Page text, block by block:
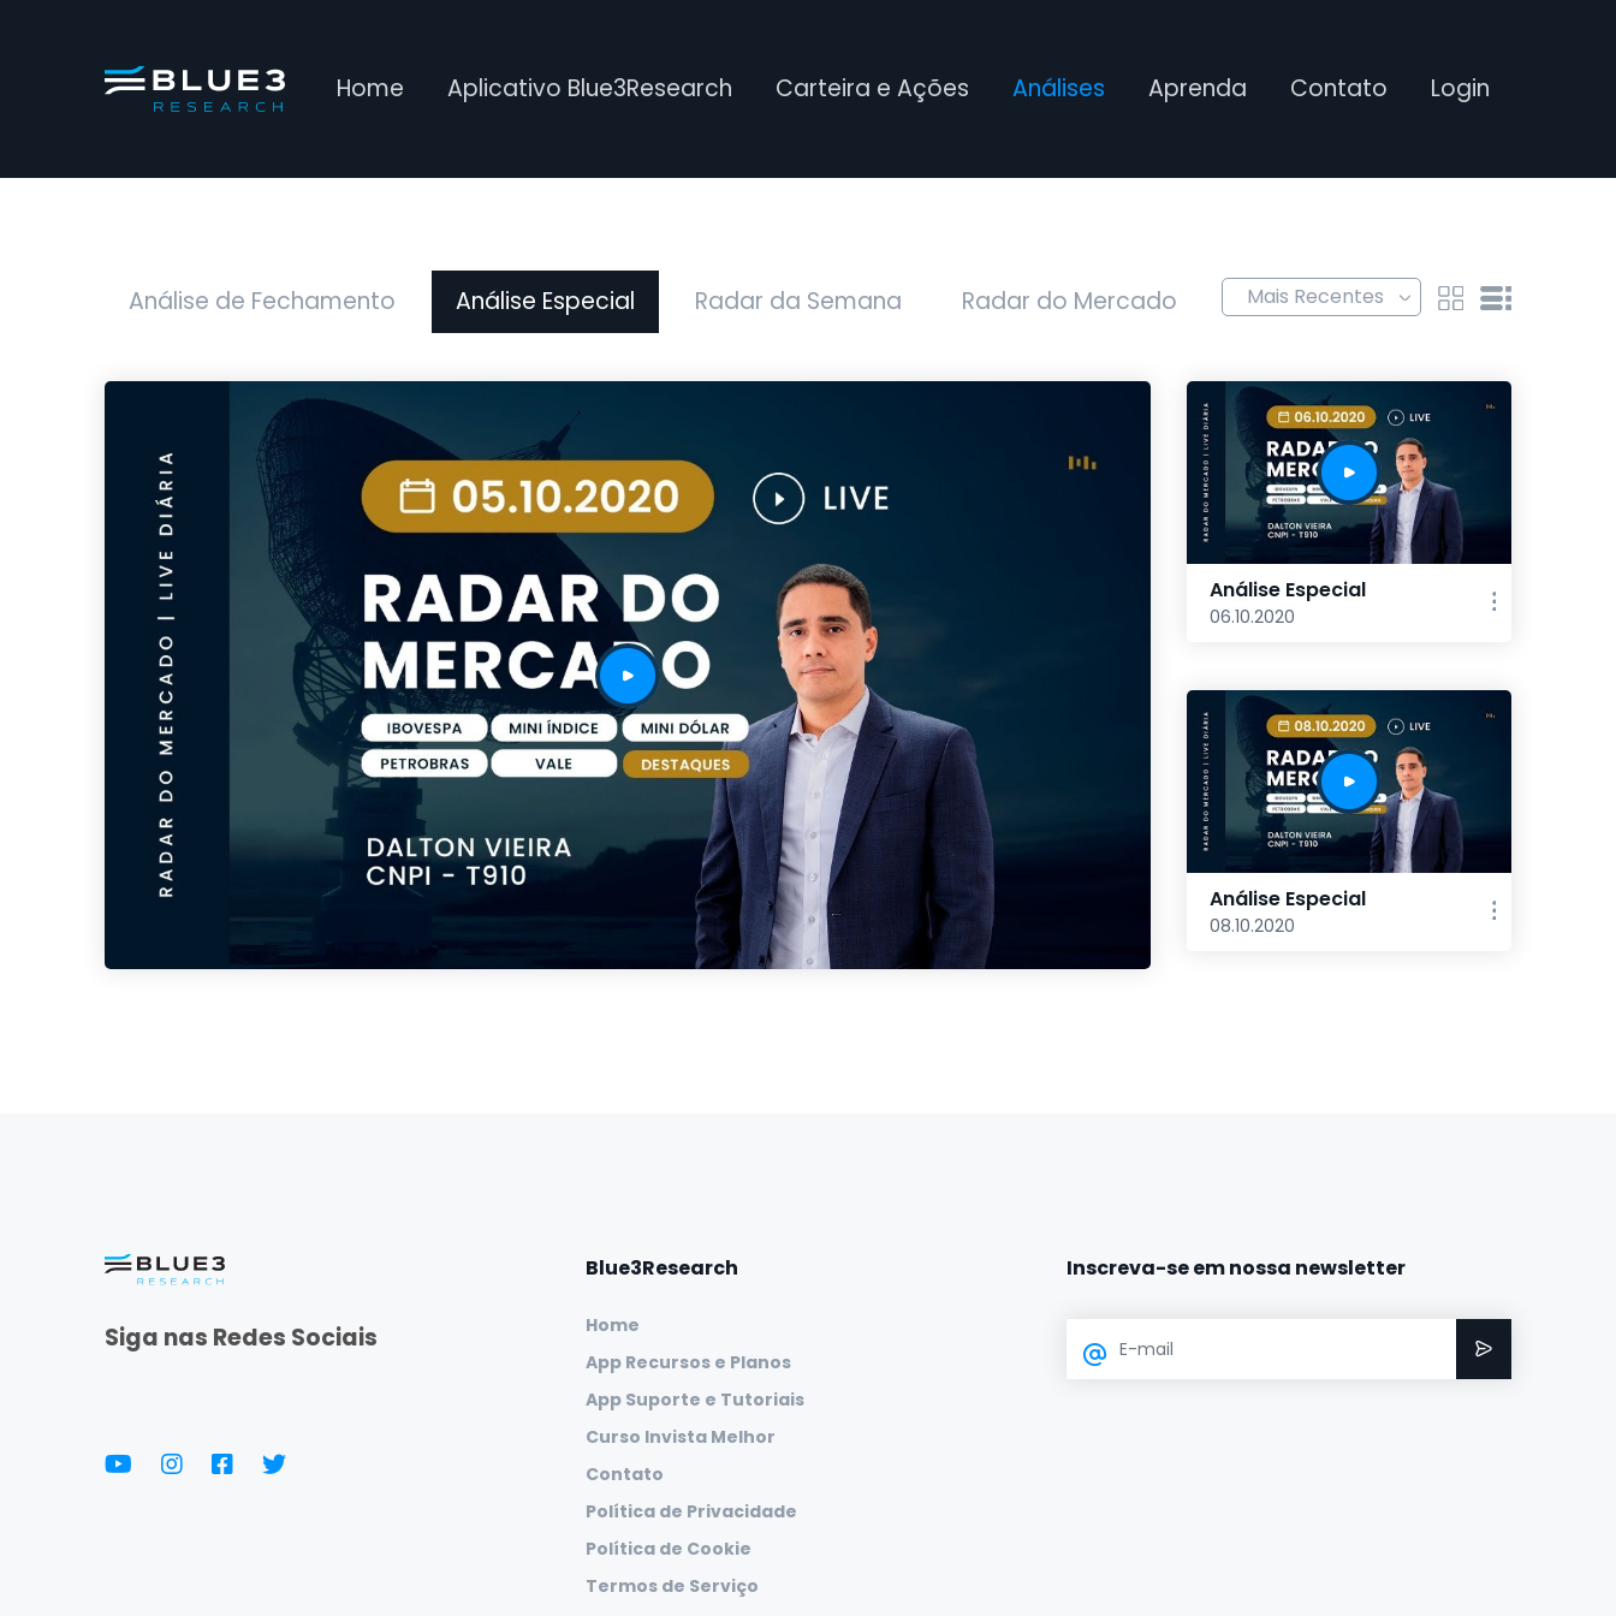
Home Aplicativo Blue3Research Carteira e Ações Análises Aprenda Contato Login
Análise de Fechamento Análise Especial Radar da Semana Radar do Mercado
Análise Especial
06.10.2020
Análise Especial
08.10.2020
Siga nas Redes Sociais
Blue3Research
Home
App Recursos e Planos
App Suporte e Tutoriais
Curso Invista Melhor
Contato
Política de Privacidade
Política de Cookie
Termos de Serviço
Inscreva-se em nossa newsletter